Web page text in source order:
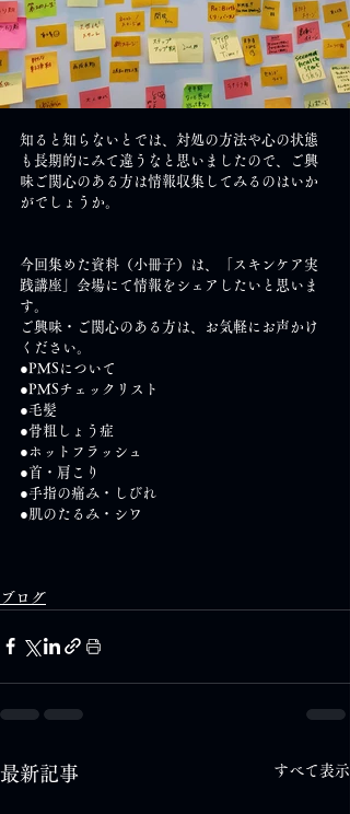
知ると知らないとでは、対処の方法や心の状態
も長期的にみて違うなと思いましたので、ご興
味ご関心のある方は情報収集してみるのはいか
がでしょうか。
今回集めた資料（小冊子）は、「スキンケア実
践講座」会場にて情報をシェアしたいと思いま
す。
ご興味・ご関心のある方は、お気軽にお声かけ
ください。
●PMSについて
●PMSチェックリスト
●毛髪
●骨粗しょう症
●ホットフラッシュ
●首・肩こり
●手指の痛み・しびれ
●肌のたるみ・シワ
ブログ
最新記事 すべて表示